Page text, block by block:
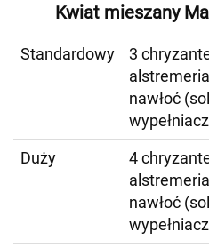
Kwiat mieszany
Standardowy
3
nawłoć
Duży
4
nawłoć